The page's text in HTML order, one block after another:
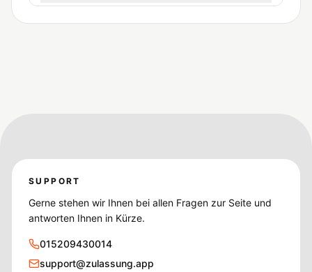
SUPPORT
Gerne stehen wir Ihnen bei allen Fragen zur Seite und
antworten Ihnen in Kürze.
015209430014
support@zulassung.app